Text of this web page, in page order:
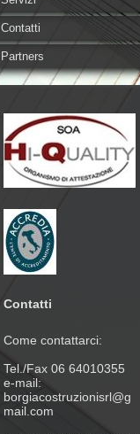
Contatti
Partners
Contatti
Come contattarci:
Tel./Fax 06 64010355
e-mail:
borgiacostruzionisrl@g
mail.com